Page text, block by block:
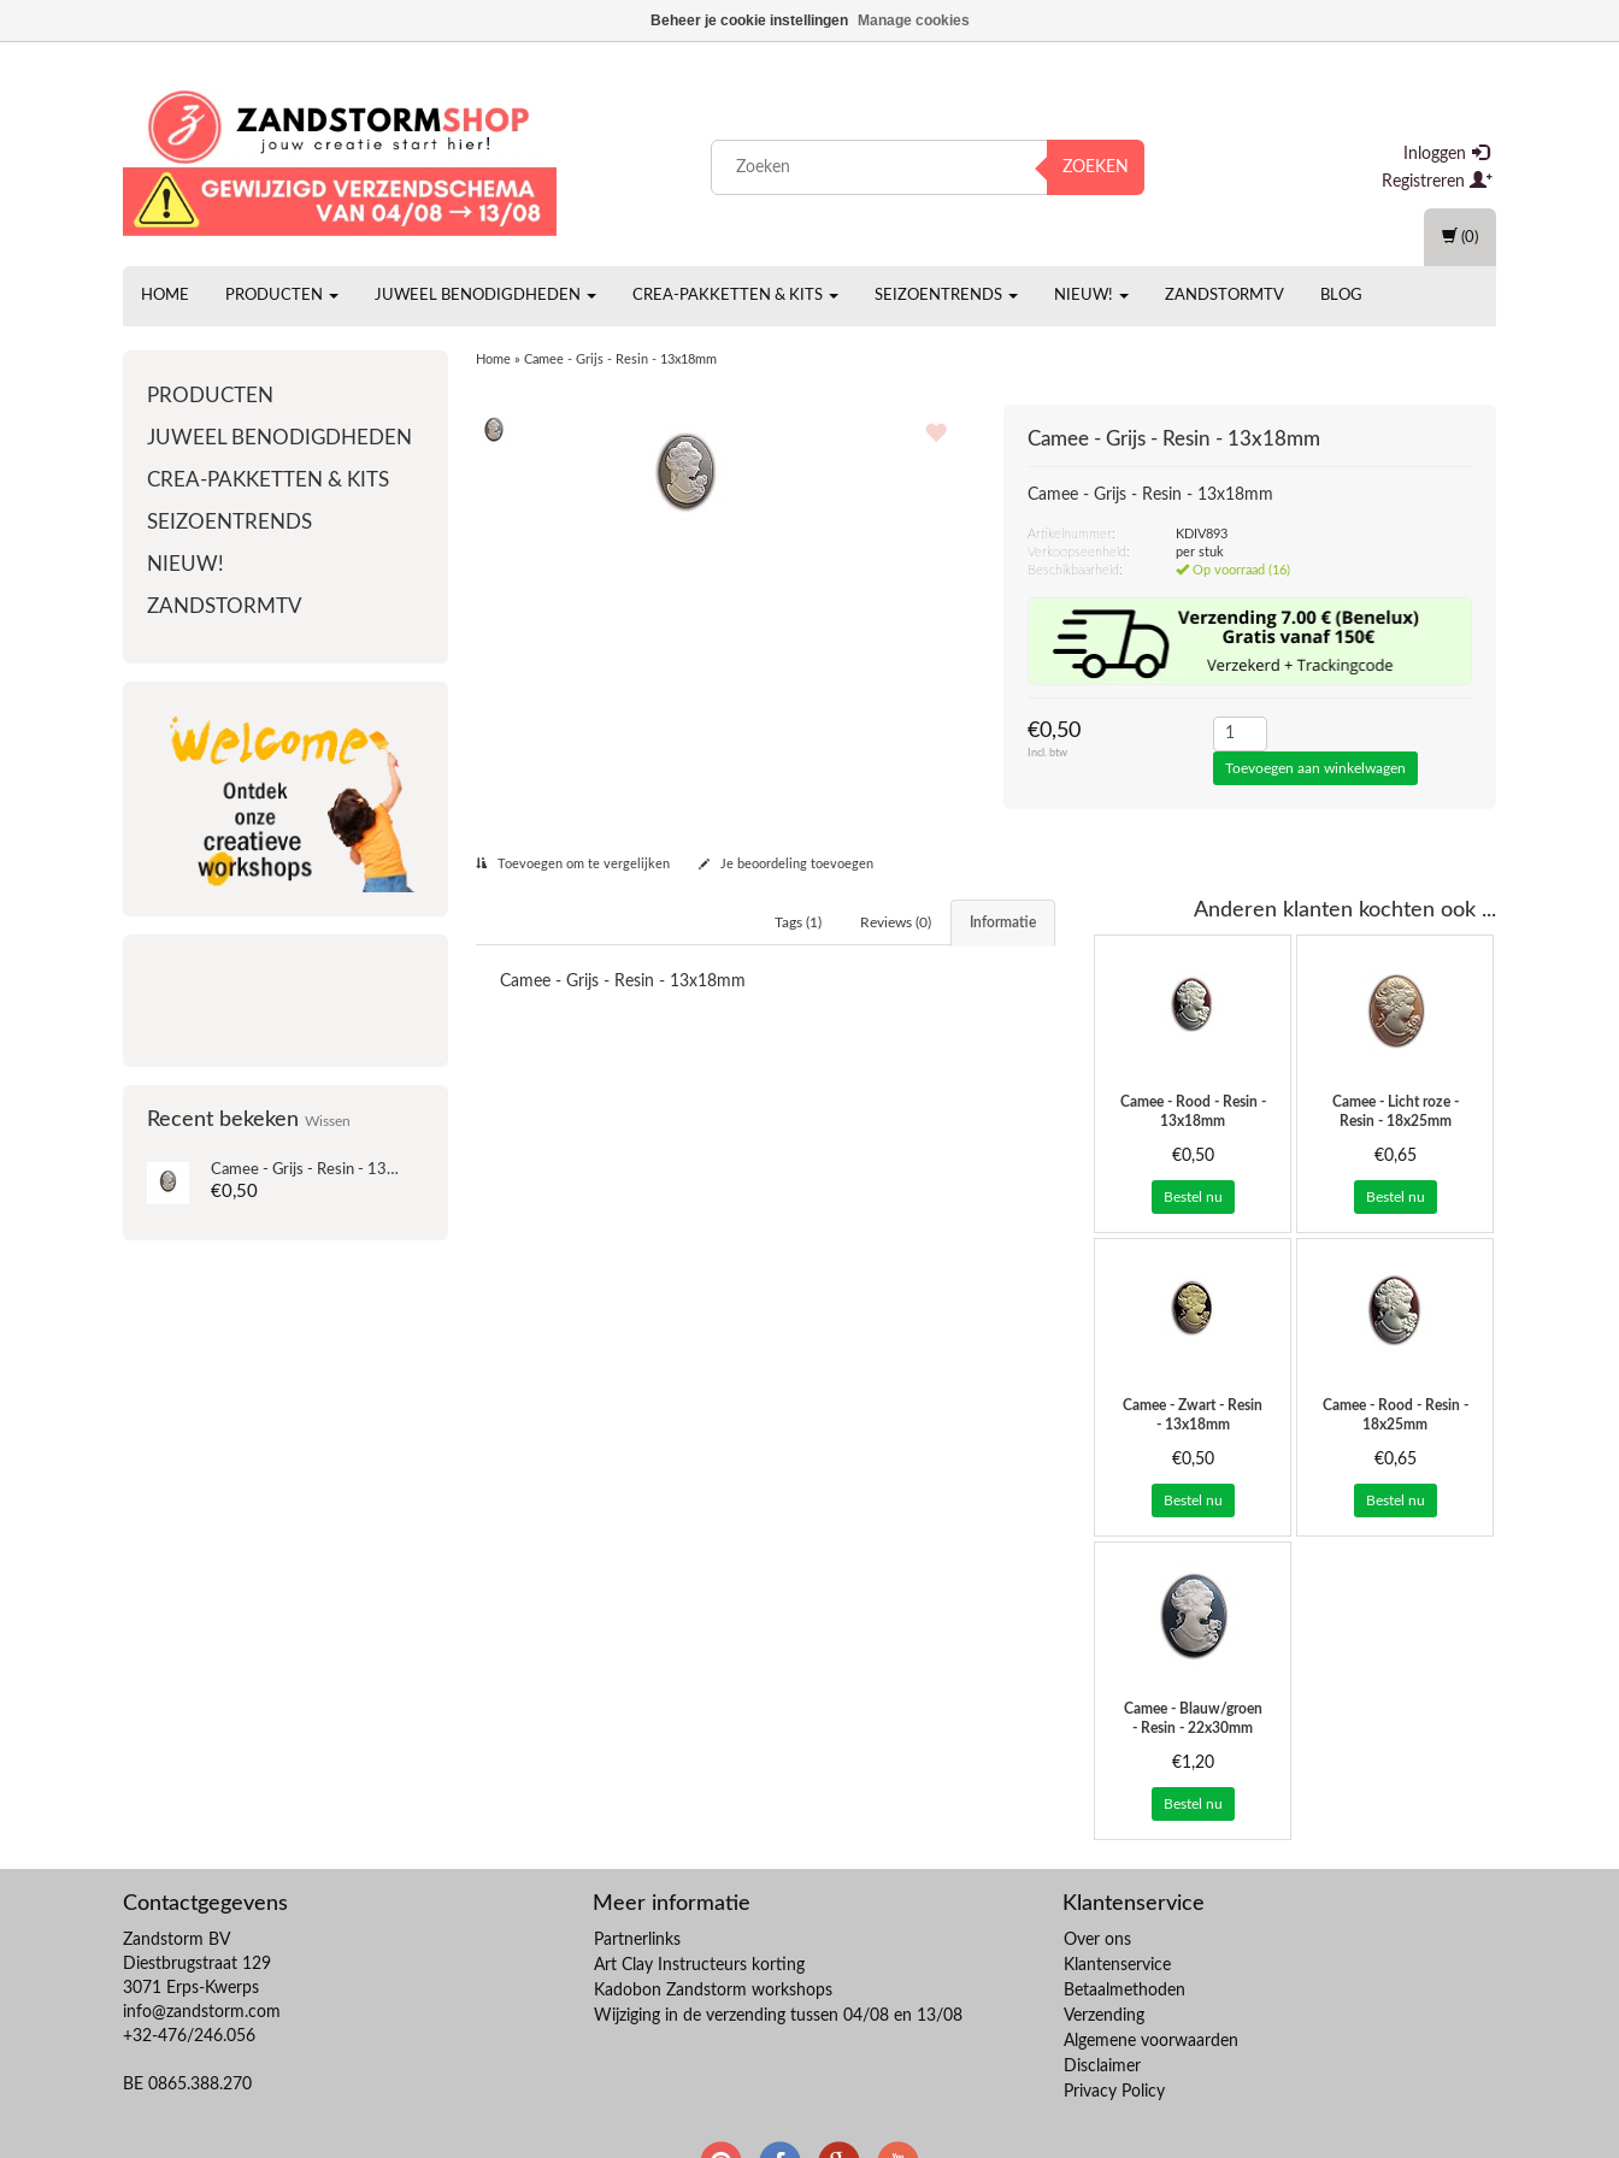
ZOEKEN
Inloggen
Registreren
HOME PRODUCTEN JUWEEL BENODIGDHEDEN CREA-PAKKETTEN & KITS SEIZOENTRENDS NIEUW! ZANDSTORMTV BLOG
(0)
PRODUCTEN
JUWEEL BENODIGDHEDEN
CREA-PAKKETTEN & KITS
SEIZOENTRENDS
NIEUW!
ZANDSTORMTV
Recent bekeken Wissen
Camee - Grijs - Resin - 13x18mm
€0,50
Home» Camee - Grijs - Resin - 13x18mm
Camee - Grijs - Resin - 13x18mm
Camee - Grijs - Resin - 13x18mm
Artikelnummer:
KDIV893
Verkoopseenheid:
per stuk
Beschikbaarheid:
Op voorraad (16)
€0,50
Incl. btw
Toevoegen om te vergelijken Je beoordeling toevoegen
Informatie
Reviews (0)
Tags (1)
Camee - Grijs - Resin - 13x18mm
Anderen klanten kochten ook ...
Camee - Rood - Resin -
13x18mm
€0,50
Bestel nu
Camee - Licht roze -
Resin - 18x25mm
€0,65
Bestel nu
Camee - Zwart - Resin
- 13x18mm
€0,50
Bestel nu
Camee - Rood - Resin -
18x25mm
€0,65
Bestel nu
Camee - Blauw/groen
- Resin - 22x30mm
€1,20
Bestel nu
Contactgegevens
Zandstorm BV
Diestbrugstraat 129
3071 Erps-Kwerps
info@zandstorm.com
+32-476/246.056
BE 0865.388.270
Meer informatie
Partnerlinks
Art Clay Instructeurs korting
Kadobon Zandstorm workshops
Wijziging in de verzending tussen 04/08 en 13/08
Klantenservice
Over ons
Klantenservice
Betaalmethoden
Verzending
Algemene voorwaarden
Disclaimer
Privacy Policy
Beheer je cookie instellingen Manage cookies